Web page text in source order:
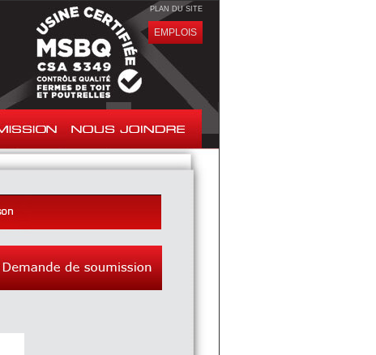
PLAN DU SITE
EMPLOIS